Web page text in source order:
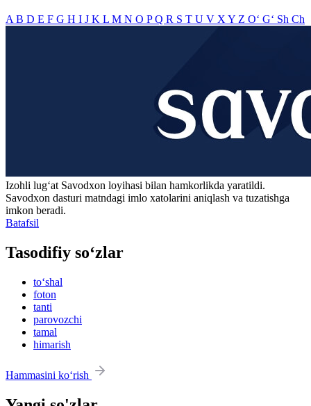
A B D E F G H I J K L M N O PQ R S T U V X Y Z O‘ G‘ Sh Ch
Izohli lugʻat Savodxon loyihasi bilan hamkorlikda yaratildi.
Savodxon dasturi matndagi imlo xatolarini aniqlash va tuzatishga
imkon beradi.
Batafsil
Tasodifiy so‘zlar
to‘shal
foton
tanti
parovozchi
tamal
himarish
Hammasini ko‘rish